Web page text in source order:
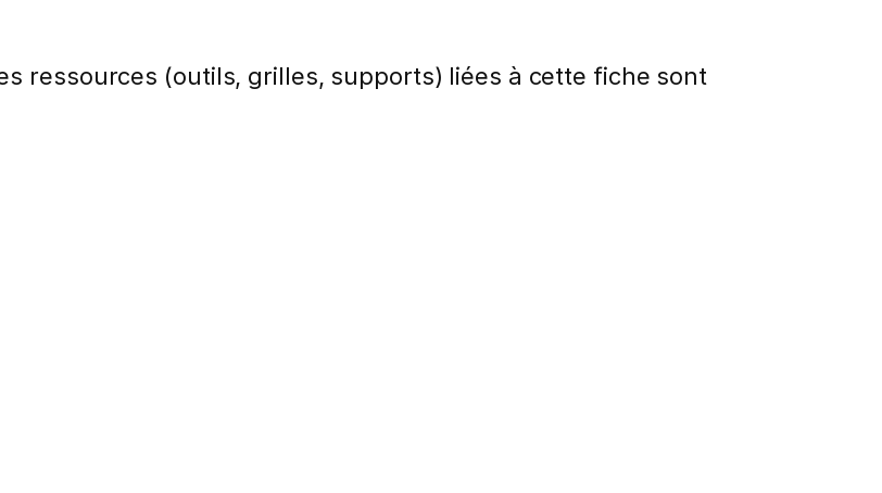
ressources (outils, grilles, supports) liées à cette fiche sont